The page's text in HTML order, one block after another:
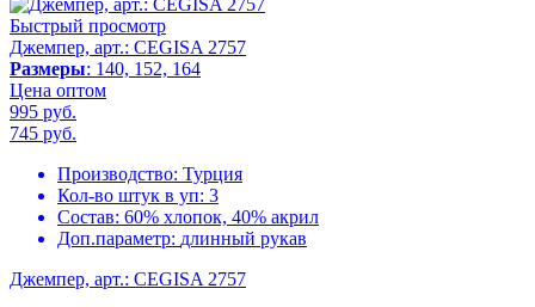
Быстрый просмотр
Джемпер, арт.: CEGISA 2757
Размеры: 140, 152, 164
Цена оптом
995 руб.
745 руб.
Производство: Турция
Кол-во штук в уп: 3
Состав: 60% хлопок, 40% акрил
Доп.параметр: длинный рукав
Джемпер, арт.: CEGISA 2757